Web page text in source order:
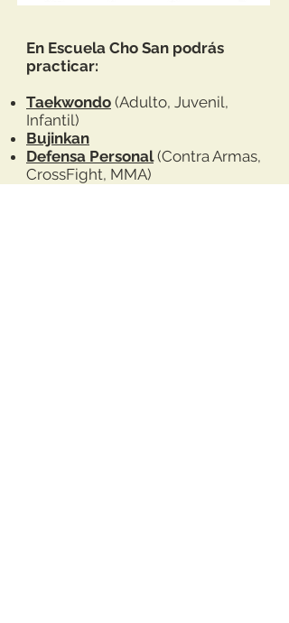
En Escuela Cho San podrás
practicar:
Taekwondo (Adulto, Juvenil,
Infantil)
Bujinkan
Defensa Personal(Contra Armas,
CrossFight, MMA)